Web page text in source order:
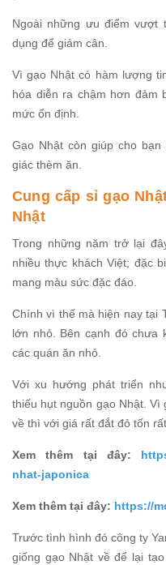
Ngoài những ưu điểm
dụng để giảm cân.
Vì gạo Nhật có hàm lượng
hóa diễn ra chậm hơn đảm
mức ổn định.
Gạo Nhật còn giúp cho
giác thèm ăn.
Cung cấp sỉ gạo
Nhật
Trong những năm trở lại
nhiều thực khách Việt; đặc
mang màu sức đặc đáo.
Chính vì thế mà hiện nay tại
lớn nhỏ. Bên cạnh đó chưa
các quán ăn nhỏ.
Với xu hướng phát triển
thiếu hụt nguồn gạo Nhật.
về thì với giá rất đắt đỏ tốn
Xem thêm tại đây:
nhat-japonica
Xem thêm tại đây: https://
Trước tình hình đó công ty
giống gạo Nhật về để lại